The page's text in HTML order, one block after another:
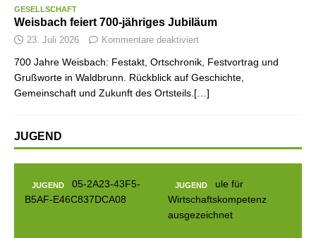
GESELLSCHAFT
Weisbach feiert 700-jähriges Jubiläum
23. Juli 2026 Kommentare deaktiviert
700 Jahre Weisbach: Festakt, Ortschronik, Festvortrag und
Grußworte in Waldbrunn. Rückblick auf Geschichte,
Gemeinschaft und Zukunft des Ortsteils.[…]
JUGEND
JUGEND